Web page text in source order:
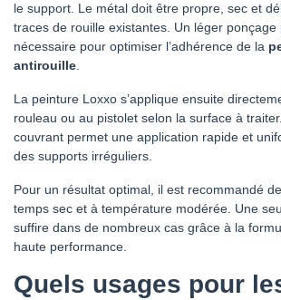
le support. Le métal doit être propre, sec et
traces de rouille existantes. Un léger ponçage
nécessaire pour optimiser l’adhérence de la
antirouille.
La peinture Loxxo s’applique ensuite
rouleau ou au pistolet selon la surface à
couvrant permet une application rapide et
des supports irréguliers.
Pour un résultat optimal, il est recommandé
temps sec et à température modérée. Une
suffire dans de nombreux cas grâce à la
haute performance.
Quels usages pour